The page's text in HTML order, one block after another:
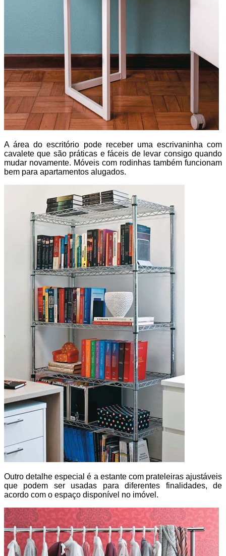
A área do escritório pode receber uma escrivaninha com
cavalete que são práticas e fáceis de levar consigo quando
mudar novamente. Móveis com rodinhas também funcionam
bem para apartamentos alugados.
Outro detalhe especial é a estante com prateleiras ajustáveis
que podem ser usadas para diferentes finalidades, de
acordo com o espaço disponível no imóvel.